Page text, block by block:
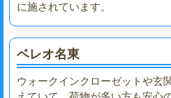
に施されています。
ベレオ名東
ウォークインクローゼットや玄